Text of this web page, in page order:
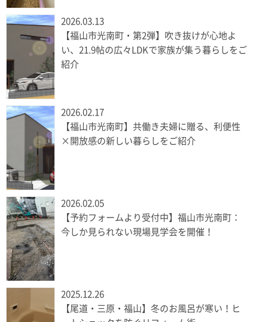
2026.03.13
【福山市光南町・第2弾】吹き抜けが心地よ
い、21.9帖の広々LDKで家族が集う暮らしをご
紹介
2026.02.17
【福山市光南町】共働き夫婦に贈る、利便性
×開放感の新しい暮らしをご紹介
2026.02.05
【予約フォームより受付中】福山市光南町：
今しか見られない現場見学会を開催！
2025.12.26
【尾道・三原・福山】冬のお風呂が寒い！ヒ